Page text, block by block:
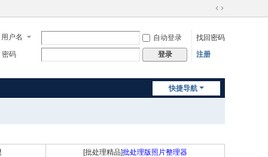
切
到
用户名 自动登录
找回密码
密码
登录 注册
快捷导航
[批处理精品]批处理版照片整理器